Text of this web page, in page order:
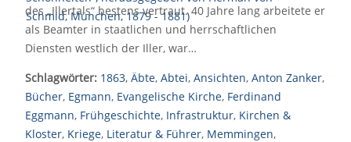
des „Illertals“ bestens vertraut. 40 Jahre lang arbeitete er
als Beamter in staatlichen und herrschaftlichen
Diensten westlich der Iller, war…
Schlagwörter: 1863, Äbte, Abtei, Ansichten, Anton Zanker,
Bücher, Egmann, Evangelische Kirche, Ferdinand
Eggmann, Frühgeschichte, Infrastruktur, Kirchen &
Kloster, Kriege, Literatur & Führer, Memmingen,